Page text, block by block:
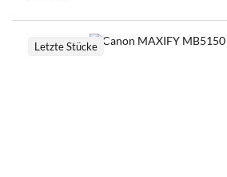
Letzte Stücke